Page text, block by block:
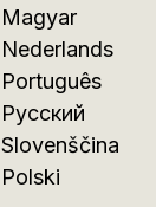
Magyar
Nederlands
Português
Русский
Slovenščina
Polski